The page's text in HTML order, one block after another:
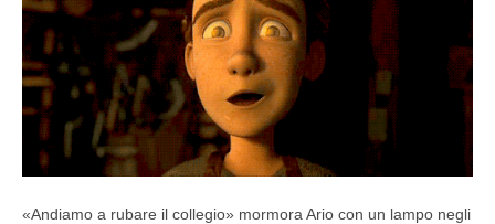
«Andiamo a rubare il collegio» mormora Ario con un lampo negli